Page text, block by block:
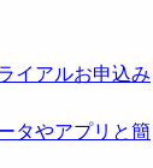
イアルお申込み
タやアプリと簡